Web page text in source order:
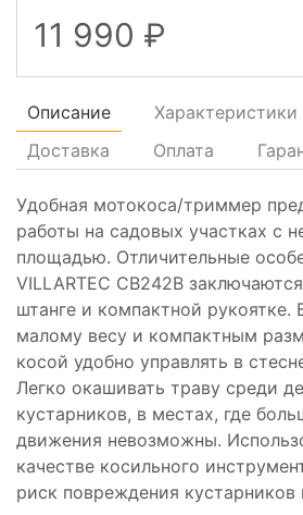
11 990
Описание Характеристики
Доставка
Оплата
Удобная мотокоса/триммер
работы на садовых участках с
площадью. Отличительные
VILLARTEC CB242B
штанге и компактной рукоятке.
малому весу и компактным
косой удобно управлять в
Легко окашивать траву среди
кустарников, в местах, где
движения невозможны.
качестве косильного
риск повреждения кустарников